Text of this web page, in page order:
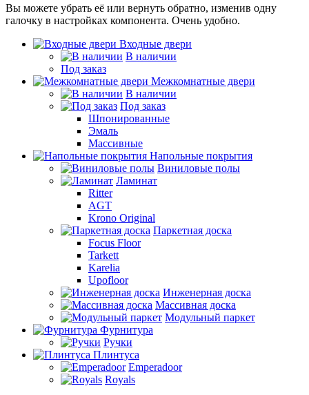
Вы можете убрать её или вернуть обратно, изменив одну
галочку в настройках компонента. Очень удобно.
Входные двери
В наличии
Под заказ
Межкомнатные двери
В наличии
Под заказ
Шпонированные
Эмаль
Массивные
Напольные покрытия
Виниловые полы
Ламинат
Ritter
AGT
Krono Original
Паркетная доска
Focus Floor
Tarkett
Karelia
Upofloor
Инженерная доска
Массивная доска
Модульный паркет
Фурнитура
Ручки
Плинтуса
Emperadoor
Royals